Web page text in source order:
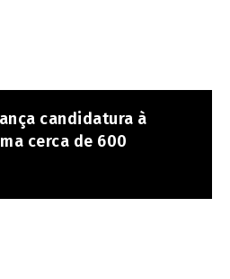
candidatura à
cerca de 600